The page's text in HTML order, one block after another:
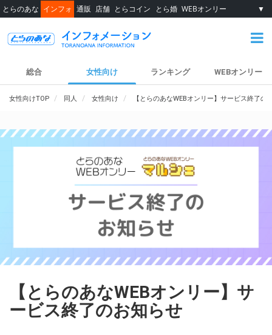
とらのあな インフォ 通販 店舗 とらコイン とら婚 WEBオンリー ▼
総合 女性向け ランキング WEBオンリー
女性向けTOP 同人 女性向け 【とらのあなWEBオンリー】サービス終了の
【とらのあなWEBオンリー】サ
ービス終了のお知らせ